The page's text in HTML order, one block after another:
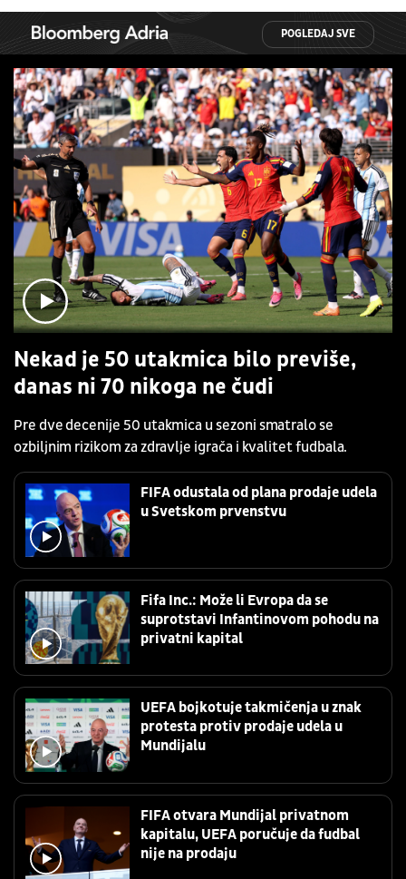
POGLEDAJ SVE
Nekad je 50 utakmica bilo previše,
danas ni 70 nikoga ne čudi
Pre dve decenije 50 utakmica u sezoni smatralo se
ozbiljnim rizikom za zdravlje igrača i kvalitet fudbala.
FIFA odustala od plana prodaje udela
u Svetskom prvenstvu
Fifa Inc.: Može li Evropa da se
suprotstavi Infantinovom pohodu na
privatni kapital
UEFA bojkotuje takmičenja u znak
protesta protiv prodaje udela u
Mundijalu
FIFA otvara Mundijal privatnom
kapitalu, UEFA poručuje da fudbal
nije na prodaju